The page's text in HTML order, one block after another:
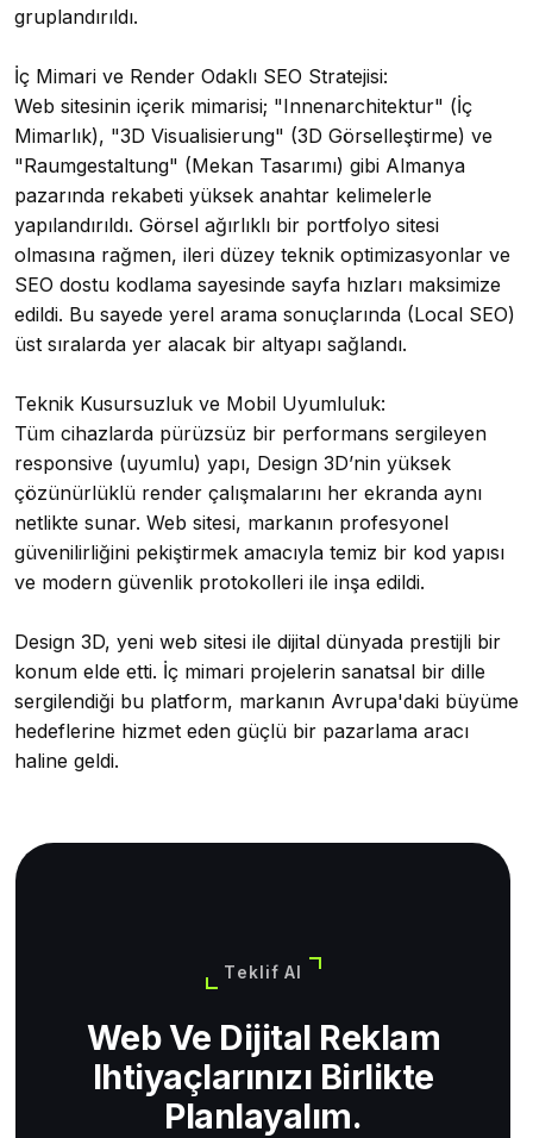
gruplandırıldı.
İç Mimari ve Render Odaklı SEO Stratejisi:
Web sitesinin içerik mimarisi; "Innenarchitektur" (İç
Mimarlık), "3D Visualisierung" (3D Görselleştirme) ve
"Raumgestaltung" (Mekan Tasarımı) gibi Almanya
pazarında rekabeti yüksek anahtar kelimelerle
yapılandırıldı. Görsel ağırlıklı bir portfolyo sitesi
olmasına rağmen, ileri düzey teknik optimizasyonlar ve
SEO dostu kodlama sayesinde sayfa hızları maksimize
edildi. Bu sayede yerel arama sonuçlarında (Local SEO)
üst sıralarda yer alacak bir altyapı sağlandı.
Teknik Kusursuzluk ve Mobil Uyumluluk:
Tüm cihazlarda pürüzsüz bir performans sergileyen
responsive (uyumlu) yapı, Design 3D’nin yüksek
çözünürlüklü render çalışmalarını her ekranda aynı
netlikte sunar. Web sitesi, markanın profesyonel
güvenilirliğini pekiştirmek amacıyla temiz bir kod yapısı
ve modern güvenlik protokolleri ile inşa edildi.
Design 3D, yeni web sitesi ile dijital dünyada prestijli bir
konum elde etti. İç mimari projelerin sanatsal bir dille
sergilendiği bu platform, markanın Avrupa'daki büyüme
hedeflerine hizmet eden güçlü bir pazarlama aracı
haline geldi.
Teklif Al
Web Ve Dijital Reklam
Ihtiyaçlarınızı Birlikte
Planlayalım.